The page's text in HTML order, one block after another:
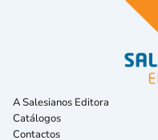
A Salesianos Editora
Catálogos
Contactos